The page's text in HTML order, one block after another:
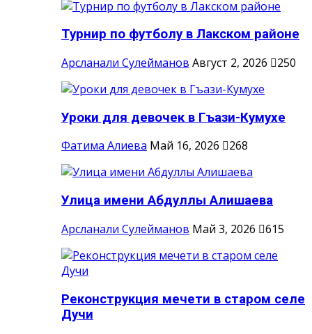
Турнир по футболу в Лакском районе
Арсланали Сулейманов Август 2, 2026 250
Уроки для девочек в Гъази-Кумухе
Фатима Алиева Май 16, 2026 268
Улица имени Абдуллы Алишаева
Арсланали Сулейманов Май 3, 2026 615
Реконструкция мечети в старом селе
Дучи